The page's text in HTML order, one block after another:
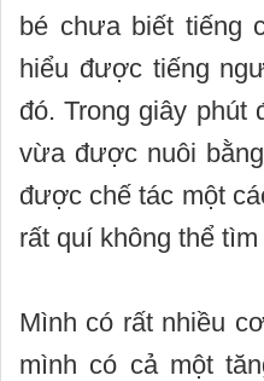
bé chưa biết tiếng
hiểu được tiếng
đó. Trong giây
vừa được nuôi
được chế tác một
rất quí không thể
Mình có rất nhiều
mình có cả một